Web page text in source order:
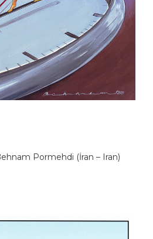
Pormehdi (İran – Iran)